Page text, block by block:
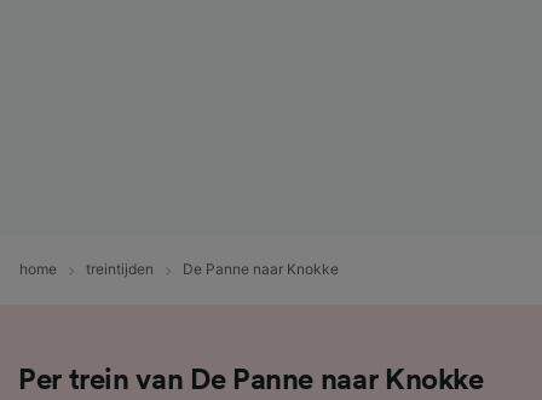
home treintijden De Panne naar Knokke
Per trein van De Panne naar Knokke